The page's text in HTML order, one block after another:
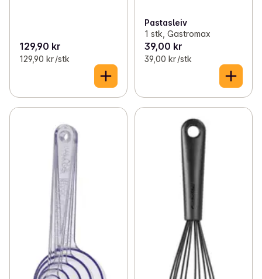
129,90 kr
129,90 kr /stk
Pastasleiv
1 stk, Gastromax
39,00 kr
39,00 kr /stk